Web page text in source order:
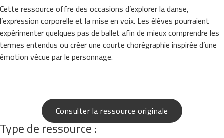
Cette ressource offre des occasions d’explorer la danse,
l’expression corporelle et la mise en voix. Les élèves pourraient
expérimenter quelques pas de ballet afin de mieux comprendre les
termes entendus ou créer une courte chorégraphie inspirée d’une
émotion vécue par le personnage.
Consulter la ressource originale
Type de ressource :